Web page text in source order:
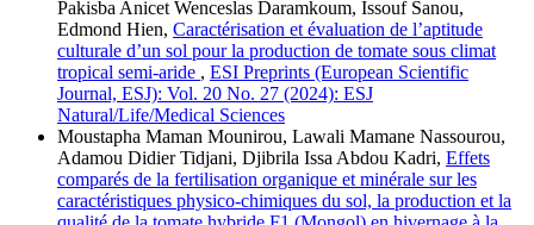
Pakisba Anicet Wenceslas Daramkoum, Issouf Sanou,
Edmond Hien, Caractérisation et évaluation de l’aptitude
culturale d’un sol pour la production de tomate sous climat
tropical semi-aride , ESI Preprints (European Scientific
Journal, ESJ): Vol. 20 No. 27 (2024): ESJ
Natural/Life/Medical Sciences
Moustapha Maman Mounirou, Lawali Mamane Nassourou,
Adamou Didier Tidjani, Djibrila Issa Abdou Kadri, Effets
comparés de la fertilisation organique et minérale sur les
caractéristiques physico-chimiques du sol, la production et la